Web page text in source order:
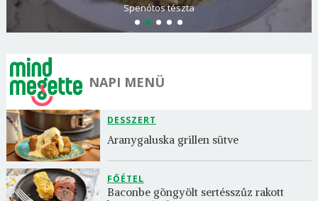
Spenótos tészta
NAPI MENÜ
DESSZERT
Aranygaluska grillen sütve
FŐÉTEL
Baconbe göngyölt sertésszűz rakott